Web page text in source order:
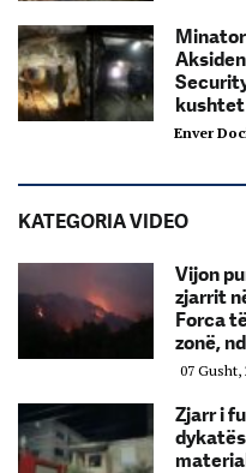
kushtet
Enver
KATEGORIA VIDEO
Vijon
zjarrit
Forca
zonë,
07 Gusht,
Zjarr i